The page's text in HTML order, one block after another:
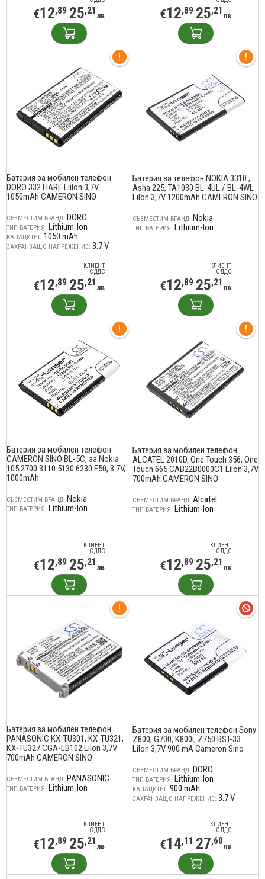
€12,89 25,21 лв €12,89 25,21 лв
Батерия за мобилен телефон
DORO 332 HARE LiiIon 3,7V
1050mAh CAMERON SINO
СЪВМЕСТИМ БРАНД: DORO
ТИП БАТЕРИЯ: Lithium-Ion
КАПАЦИТЕТ: 1050 mAh
ЗАХРАНВАЩО НАПРЕЖЕНИЕ: 3.7 V
КЛИЕНТ
С ДДС
€12,89 25,21 лв
Батерия за телефон NOKIA 3310 ,
Asha 225, TA1030 BL-4UL / BL-4WL
LiIon 3,7V 1200mAh CAMERON SINO
СЪВМЕСТИМ БРАНД: Nokia
ТИП БАТЕРИЯ: Lithium-Ion
КЛИЕНТ
С ДДС
€12,89 25,21 лв
Батерия за мобилен телефон
CAMERON SINO BL-5C, за Nokia
105 2700 3110 5130 6230 E50, 3.7V,
1000mAh
СЪВМЕСТИМ БРАНД: Nokia
ТИП БАТЕРИЯ: Lithium-Ion
КЛИЕНТ
С ДДС
€12,89 25,21 лв
Батерия за мобилен телефон
ALCATEL 2010D, One Touch 356, One
Touch 665 CAB22B0000C1 LiIon 3,7V
700mAh CAMERON SINO
СЪВМЕСТИМ БРАНД: Alcatel
ТИП БАТЕРИЯ: Lithium-Ion
КЛИЕНТ
С ДДС
€12,89 25,21 лв
Батерия за мобилен телефон
PANASONIC KX-TU301, KX-TU321,
KX-TU327 CGA-LB102 LiIon 3,7V
700mAh CAMERON SINO
СЪВМЕСТИМ БРАНД: PANASONIC
ТИП БАТЕРИЯ: Lithium-Ion
КЛИЕНТ
С ДДС
€12,89 25,21 лв
Батерия за мобилен телефон Sony
Z800, G700, K800i, Z750 BST-33
LiIon 3,7V 900 mA Cameron Sino
СЪВМЕСТИМ БРАНД: DORO
ТИП БАТЕРИЯ: Lithium-Ion
КАПАЦИТЕТ: 900 mAh
ЗАХРАНВАЩО НАПРЕЖЕНИЕ: 3.7 V
КЛИЕНТ
С ДДС
€14,11 27,60лв